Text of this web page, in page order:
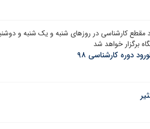
دوره کارشناسی ۹۸